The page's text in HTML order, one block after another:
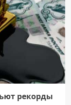
рекорды